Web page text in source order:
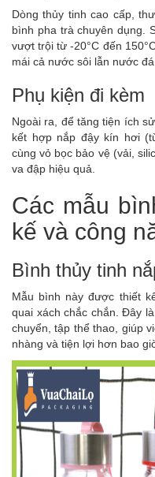
Dòng thủy tinh cao cấp,
bình pha trà chuyên dụng.
vượt trội từ -20°C đến
mái cả nước sôi lẫn nước đá
Phụ kiện đi kèm
Ngoài ra, để tăng tiện ích
kết hợp nắp đậy kín hơi
cùng vỏ bọc bảo vệ (vải,
va đập hiệu quả.
Các mẫu
kế và công
Bình thủy tinh
Mẫu bình này được thiết
quai xách chắc chắn. Đây
chuyển, tập thể thao, giúp
nhàng và tiện lợi hơn bao